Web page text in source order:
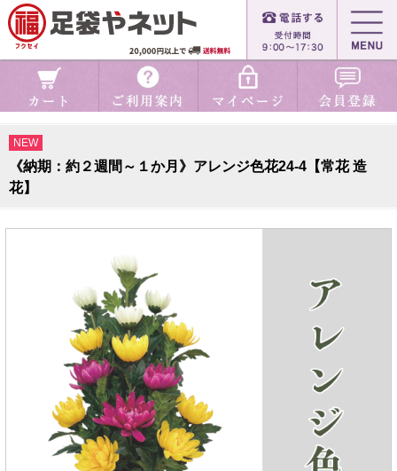
NEW
《納期：約２週間～１か月》アレンジ色花24-4【常花 造
花】